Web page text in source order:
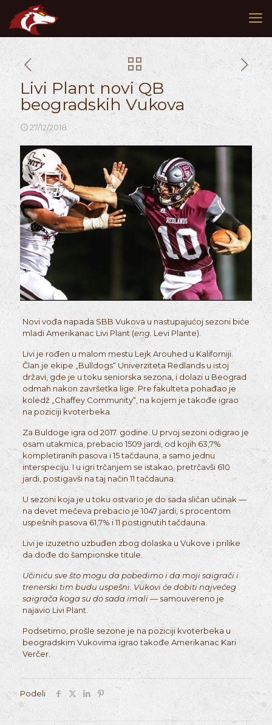
Livi Plant novi QB
beogradskih Vukova
27/12/2018
Novi vođa napada SBB Vukova u nastupajućoj sezoni biće
mladi Amerikanac Livi Plant (eng. Levi Plante).
Livi je rođen u malom mestu Lejk Arouhed u Kaliforniji.
Član je ekipe „Bulldogs“ Univerziteta Redlands u istoj
državi, gde je u toku seniorska sezona, i dolazi u Beograd
odmah nakon završetka lige. Pre fakulteta pohađao je
koledž „Chaffey Community“, na kojem je takođe igrao
na poziciji kvoterbeka.
Za Buldoge igra od 2017. godine. U prvoj sezoni odigrao je
osam utakmica, prebacio 1509 jardi, od kojih 63,7%
kompletiranih pasova i 15 tačdauna, a samo jednu
interspeciju. I u igri trčanjem se istakao, pretrčavši 610
jardi, postigavši na taj način 11 tačdauna.
U sezoni koja je u toku ostvario je do sada sličan učinak —
na devet mečeva prebacio je 1047 jardi, s procentom
uspešnih pasova 61,7% i 11 postignutih tačdauna.
Livi je izuzetno uzbuđen zbog dolaska u Vukove i prilike
da dođe do šampionske titule.
Učiniću sve što mogu da pobedimo i da moji saigrači i
trenerski tim budu uspešni. Vukovi će dobiti najvećeg
saigrača koga su do sada imali— samouvereno je
najavio Livi Plant.
Podsetimo, prošle sezone je na poziciji kvoterbeka u
beogradskim Vukovima igrao takođe Amerikanac Kari
Verčer.
Podeli